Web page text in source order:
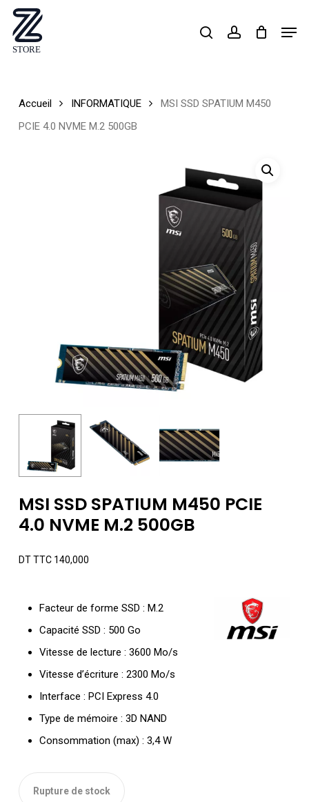
Skip
main
searchaccount
Accueil INFORMATIQUE
MSI SSD SPATIUM M450
PCIE 4.0 NVME M.2 500GB
MSI SSD SPATIUM M450 PCIE
4.0 NVME M.2 500GB
DT TTC140,000
Facteur de forme SSD : M.2
Capacité SSD : 500 Go
Vitesse de lecture : 3600 Mo/s
Vitesse d’écriture : 2300 Mo/s
Interface : PCI Express 4.0
Type de mémoire : 3D NAND
Consommation (max) : 3,4 W
Rupture de stock